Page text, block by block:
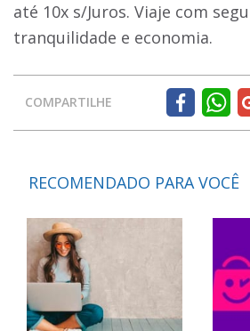
até 10x s/Juros. Viaje com
tranquilidade e economia.
COMPARTILHE
RECOMENDADO PARA VOCÊ